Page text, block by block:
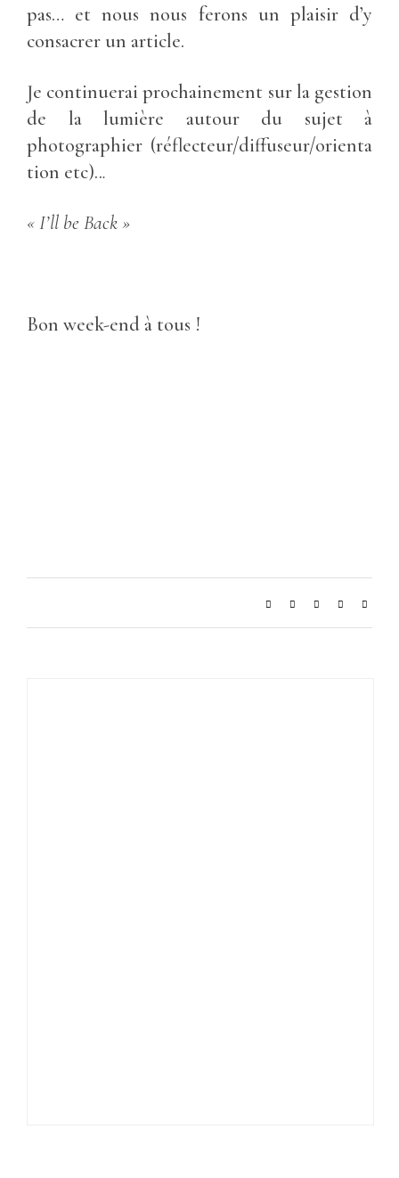
pas… et nous nous ferons un plaisir d’y
consacrer un article.
Je continuerai prochainement sur la gestion
de la lumière autour du sujet à
photographier (réflecteur/diffuseur/orienta
tion etc)...
« I’ll be Back »
Bon week-end à tous !